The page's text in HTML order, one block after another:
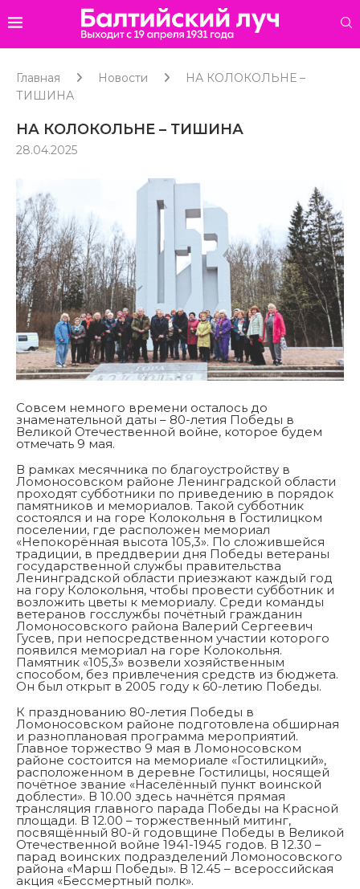
Главная Новости
НА КОЛОКОЛЬНЕ –
ТИШИНА
НА КОЛОКОЛЬНЕ – ТИШИНА
28.04.2025
Совсем немного времени осталось до
знаменательной даты – 80-летия Победы в
Великой Отечественной войне, которое будем
отмечать 9 мая.
В рамках месячника по благоустройству в
Ломоносовском районе Ленинградской области
проходят субботники по приведению в порядок
памятников и мемориалов. Такой субботник
состоялся и на горе Колокольня в Гостилицком
поселении, где расположен мемориал
«Непокорённая высота 105,3». По сложившейся
традиции, в преддверии дня Победы ветераны
государственной службы правительства
Ленинградской области приезжают каждый год
на гору Колокольня, чтобы провести субботник и
возложить цветы к мемориалу. Среди команды
ветеранов госслужбы почётный гражданин
Ломоносовского района Валерий Сергеевич
Гусев, при непосредственном участии которого
появился мемориал на горе Колокольня.
Памятник «105,3» возвели хозяйственным
способом, без привлечения средств из бюджета.
Он был открыт в 2005 году к 60-летию Победы.
К празднованию 80-летия Победы в
Ломоносовском районе подготовлена обширная
и разноплановая программа мероприятий.
Главное торжество 9 мая в Ломоносовском
районе состоится на мемориале «Гостилицкий»,
расположенном в деревне Гостилицы, носящей
почётное звание «Населённый пункт воинской
доблести». В 10.00 здесь начнётся прямая
трансляция главного парада Победы на Красной
площади. В 12.00 – торжественный митинг,
посвящённый 80-й годовщине Победы в Великой
Отечественной войне 1941-1945 годов. В 12.30 –
парад воинских подразделений Ломоносовского
района «Марш Победы». В 12.45 – всероссийская
акция «Бессмертный полк».